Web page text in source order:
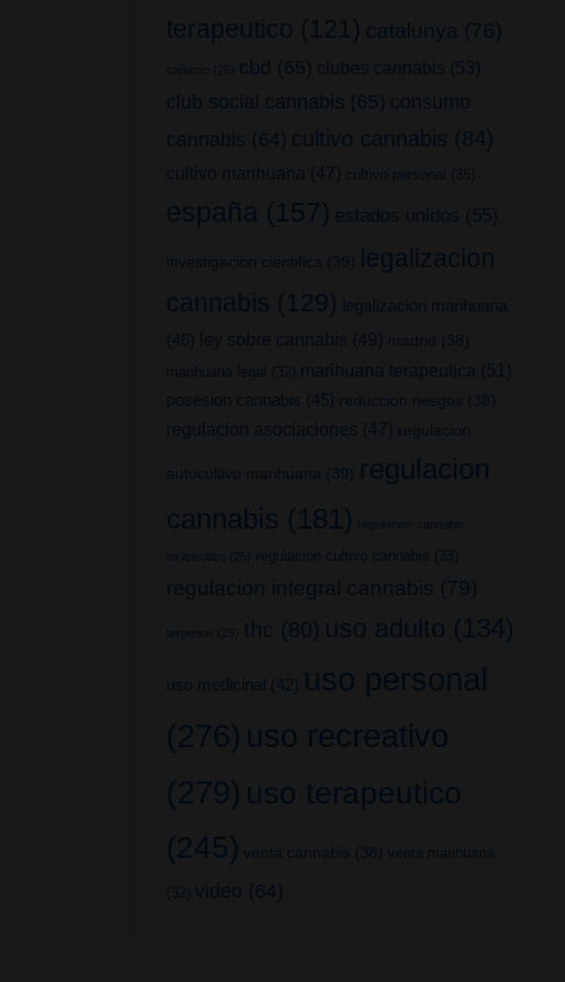
terapeutico (121) catalunya (76)
cañamo (26) cbd (65) clubes cannabis (53)
club social cannabis (65) consumo
cannabis (64) cultivo cannabis (84)
cultivo marihuana (47) cultivo personal (35)
españa (157) estados unidos (55)
investigacion cientifica (39)
legalizacion
cannabis (129) legalizacion marihuana
(46) ley sobre cannabis (49) madrid (38)
marihuana legal (32) marihuana terapeutica (51)
posesion cannabis (45) reduccion riesgos (38)
regulacion asociaciones (47) regulacion
autocultivo marihuana (39)
regulacion
cannabis (181) regulacion cannabis
terapeutico (25) regulacion cultivo cannabis (33)
regulacion integral cannabis (79)
terpenos (25) thc (80) uso adulto (134)
uso medicinal (42) uso personal
(276) uso recreativo
(279) uso terapeutico
(245) venta cannabis (38) venta marihuana
(32) video (64)